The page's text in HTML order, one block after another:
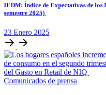
IEDM: Índice de Expectativas de
semestre 2025)
23 Enero 2025
Comunicados de prensa